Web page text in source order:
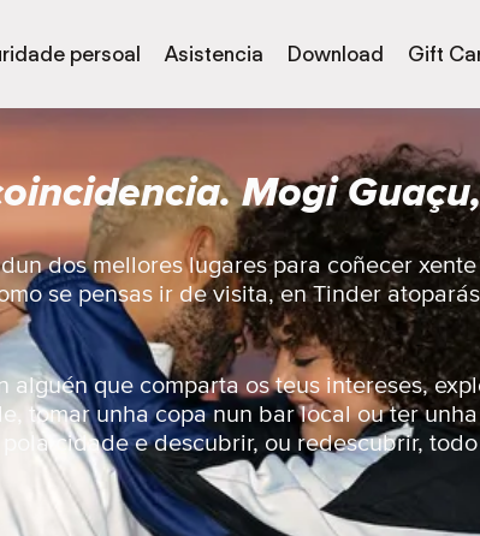
persoal Asistencia Download Gift
Mogi
dos mellores lugares para coñecer
se pensas ir de visita, en Tinder
alguén que comparta os teus intereses,
tomar unha copa nun bar local ou ter
cidade e descubrir, ou redescubrir,